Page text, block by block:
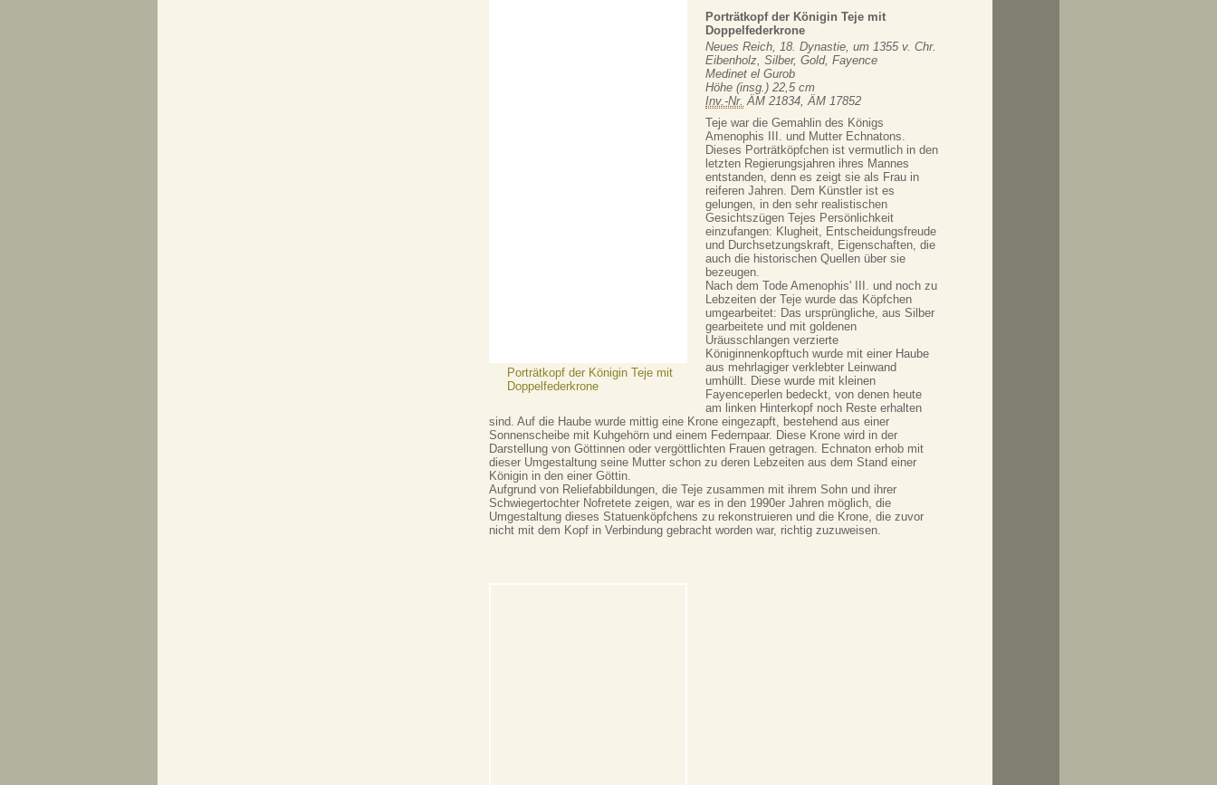
Porträtkopf der Königin Teje mit
Doppelfederkrone
Porträtkopf der Königin Teje mit
Doppelfederkrone
Neues Reich, 18. Dynastie, um 1355 v. Chr.
Eibenholz, Silber, Gold, Fayence
Medinet el Gurob
Höhe (insg.) 22,5 cm
Inv.-Nr. ÄM 21834, ÄM 17852
Teje war die Gemahlin des Königs
Amenophis III. und Mutter Echnatons.
Dieses Porträtköpfchen ist vermutlich in den
letzten Regierungsjahren ihres Mannes
entstanden, denn es zeigt sie als Frau in
reiferen Jahren. Dem Künstler ist es
gelungen, in den sehr realistischen
Gesichtszügen Tejes Persönlichkeit
einzufangen: Klugheit, Entscheidungsfreude
und Durchsetzungskraft, Eigenschaften, die
auch die historischen Quellen über sie
bezeugen.
Nach dem Tode Amenophis' III. und noch zu
Lebzeiten der Teje wurde das Köpfchen
umgearbeitet: Das ursprüngliche, aus Silber
gearbeitete und mit goldenen
Uräusschlangen verzierte
Königinnenkopftuch wurde mit einer Haube
aus mehrlagiger verklebter Leinwand
umhüllt. Diese wurde mit kleinen
Fayenceperlen bedeckt, von denen heute
am linken Hinterkopf noch Reste erhalten
sind. Auf die Haube wurde mittig eine Krone eingezapft, bestehend aus einer
Sonnenscheibe mit Kuhgehörn und einem Federnpaar. Diese Krone wird in der
Darstellung von Göttinnen oder vergöttlichten Frauen getragen. Echnaton erhob mit
dieser Umgestaltung seine Mutter schon zu deren Lebzeiten aus dem Stand einer
Königin in den einer Göttin.
Aufgrund von Reliefabbildungen, die Teje zusammen mit ihrem Sohn und ihrer
Schwiegertochter Nofretete zeigen, war es in den 1990er Jahren möglich, die
Umgestaltung dieses Statuenköpfchens zu rekonstruieren und die Krone, die zuvor
nicht mit dem Kopf in Verbindung gebracht worden war, richtig zuzuweisen.